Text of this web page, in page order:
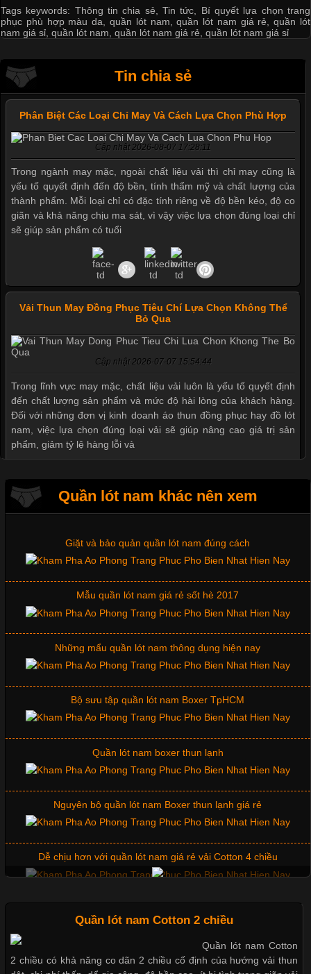
Tags keywords: Thông tin chia sẻ ,Tin tức
Bí quyết lựa chọn trang
phục phù hợp màu da
quần lót nam ,quần lót nam giá rẻ ,quần lót
nam giá sỉ quần lót nam quần lót nam giá rẻ quần lót nam giá sỉ
Tin chia sẻ
Phân Biệt Các Loại Chỉ May Và Cách Lựa Chọn Phù Hợp
Cập nhật 2026-08-07 17:28:11
Trong ngành may mặc, ngoài chất liệu vải thì chỉ may cũng là
yếu tố quyết định đến độ bền, tính thẩm mỹ và chất lượng của
thành phẩm. Mỗi loại chỉ có đặc tính riêng về độ bền kéo, độ co
giãn và khả năng chịu ma sát, vì vậy việc lựa chọn đúng loại chỉ
sẽ giúp sản phẩm có tuổi
Vải Thun May Đồng Phục Tiêu Chí Lựa Chọn Không Thể
Bỏ Qua
Cập nhật 2026-07-07 15:54:44
Trong lĩnh vực may mặc, chất liệu vải luôn là yếu tố quyết định
đến chất lượng sản phẩm và mức độ hài lòng của khách hàng.
Đối với những đơn vị kinh doanh áo thun đồng phục hay đồ lót
nam, việc lựa chọn đúng loại vải sẽ giúp nâng cao giá trị sản
phẩm, giảm tỷ lệ hàng lỗi và
Áo thun là một trong những trang phục phổ biến nhất hiện nay
nhờ tính tiện dụng, dễ phối đồ và phù hợp với nhiều đối tượng.
quan trọng tạo nên phong cách riêng cho từng sản phẩm. Mỗi
loại cổ áo sẽ mang đến một vẻ đẹp khác
Những Mẫu Áo Thun Đồng Phục Công Ty Được Ưa
Chuộng Hiện Nay
Cập nhật 2026-06-01 14:23:34
Trong môi trường kinh doanh hiện đại, việc xây dựng hình ảnh
chuyên nghiệp đóng vai trò quan trọng đối với sự phát triển của
doanh nghiệp. Một trong những giải pháp hiệu quả được nhiều
đơn vị lựa chọn hiện nay là sử dụng áo thun đồng phục công ty.
Không chỉ giúp tạo sự đồng bộ, áo thun
Chất Liệu Lycra Có Gì Đặc Biệt Trong Ngành Thời Trang?
Quần lót nam khác nên xem
Mẫu quần short quần lót nam nữ hè thu 2017
Thị hiều quần lót nam bơi lội nam và nữ 2017
Xu hướng thời trang trẻ và quần lót nam giá sỉ
Giặt và bảo quản quần lót nam đúng cách
Mẫu quần lót nam giá rẻ sốt hè 2017
Những mẩu quần lót nam thông dụng hiện nay
Bộ sưu tập quần lót nam Boxer TpHCM
Quần lót nam boxer thun lạnh
Nguyên bộ quần lót nam Boxer thun lạnh giá rẻ
Dễ chịu hơn với quần lót nam giá rẻ vải Cotton 4 chiều
Mẫu quần short quần lót nam nữ hè thu 2017
Quần lót nam Cotton 2 chiều
Quần lót nam Cotton
2 chiều có khả năng co dãn 2 chiều cố định của hướng vải thun